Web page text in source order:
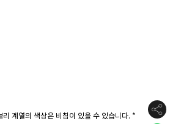
계열의 색상은 비침이 있을 수 있습니다. *